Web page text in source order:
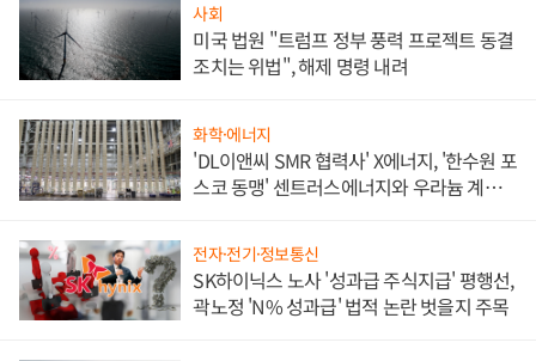
사회
미국 법원 "트럼프 정부 풍력 프로젝트 동결
조치는 위법", 해제 명령 내려
화학·에너지
'DL이앤씨 SMR 협력사' X에너지, '한수원 포
스코 동맹' 센트러스에너지와 우라늄 계약
전자·전기·정보통신
SK하이닉스 노사 '성과급 주식지급' 평행선,
곽노정 'N% 성과급' 법적 논란 벗을지 주목